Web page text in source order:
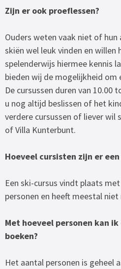
Zijn er ook proeflessen?
Ouders weten vaak niet of
skiën wel leuk vinden en willen
spelenderwijs hiermee kennis
bieden wij de mogelijkheid om
De cursussen duren van 10.00
u nog altijd beslissen of het
verdere cursussen of liever wil
of Villa Kunterbunt.
Hoeveel cursisten zijn er een
Een ski-cursus vindt plaats
personen en heeft meestal
Met hoeveel personen kan
boeken?
Het aantal personen is geheel